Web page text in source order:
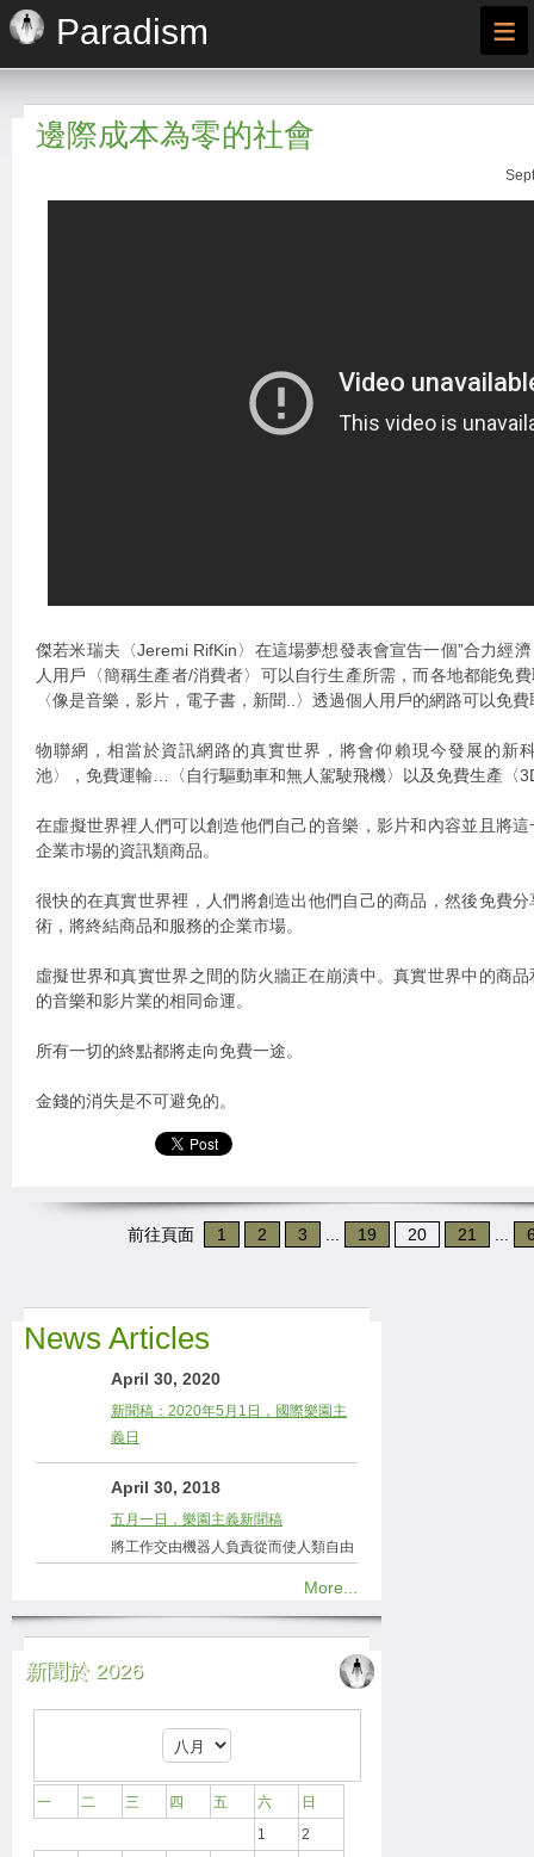
Paradism ≡
邊際成本為零的社會
傑若米瑞夫〈Jeremi RifKin〉在這場夢想發表會宣告一個”合力經
人用戶〈簡稱生產者/消費者〉可以自行生產所需，而各地都能免
〈像是音樂，影片，電子書，新聞..〉透過個人用戶的網路可以免費
物聯網，相當於資訊網路的真實世界，將會仰賴現今發展的新
池〉，免費運輸…〈自行驅動車和無人駕駛飛機〉以及免費生產〈
在虛擬世界裡人們可以創造他們自己的音樂，影片和內容並且將
企業市場的資訊類商品。
很快的在真實世界裡，人們將創造出他們自己的商品，然後免費
術，將終結商品和服務的企業市場。
虛擬世界和真實世界之間的防火牆正在崩潰中。真實世界中的商
的音樂和影片業的相同命運。
所有一切的終點都將走向免費一途。
金錢的消失是不可避免的。
前往頁面 1 2 3 19 20 21
News Articles
April 30, 2020
新聞稿：2020年5月1日，國際樂園主
義日
April 30, 2018
五月一日，樂園主義新聞稿
將工作交由機器人負責從而使人類自由
More...
新聞於 2026
一 二 三 四 五 六
日
1
2